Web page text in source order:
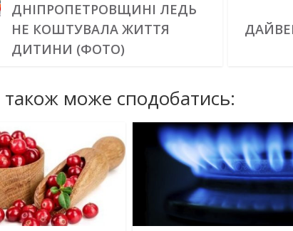
ДНІПРОПЕТРОВЩИНІ ЛЕДЬ
НЕ КОШТУВАЛА ЖИТТЯ
ДИТИНИ (ФОТО)
може сподобатись: